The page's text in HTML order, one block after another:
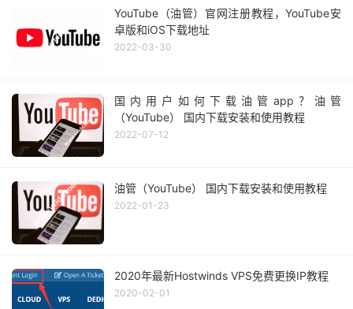
YouTube（油管）官网注册教程，YouTube安
卓版和iOS下载地址
2022-03-30
国内用户如何下载油管app？油管
（YouTube） 国内下载安装和使用教程
2022-07-12
油管（YouTube） 国内下载安装和使用教程
2022-01-23
2020年最新Hostwinds VPS免费更换IP教程
2020-02-01